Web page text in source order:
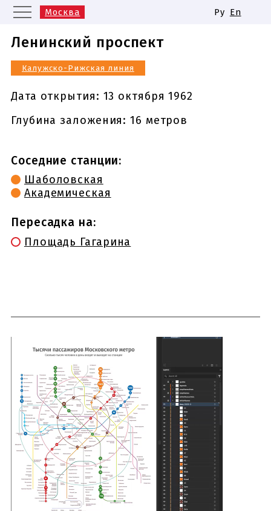
Москва
Казань
Нижний Новгород
Новосибирск
Самара
Одинаковые названия станций
метро
Ру En
Ленинский проспект
Калужско-Рижская линия
Дата открытия: 13 октября 1962
Глубина заложения: 16 метров
Соседние станции:
Шаболовская
Академическая
Пересадка на:
Площадь Гагарина